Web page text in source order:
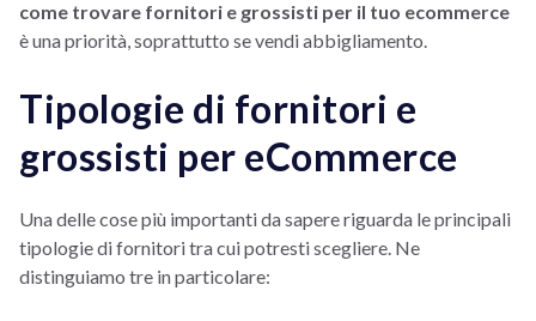
come trovare fornitori e grossisti per il tuo ecommerce
è una priorità, soprattutto se vendi abbigliamento.
Tipologie di fornitori e
grossisti per eCommerce
Una delle cose più importanti da sapere riguarda le principali
tipologie di fornitori tra cui potresti scegliere. Ne
distinguiamo tre in particolare: